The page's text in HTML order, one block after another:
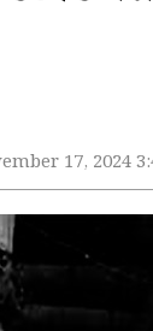
17, 2024